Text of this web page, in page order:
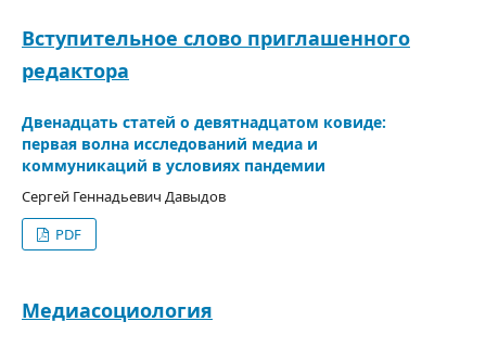
Вступительное слово приглашенного
редактора
Двенадцать статей о девятнадцатом ковиде:
первая волна исследований медиа и
коммуникаций в условиях пандемии
Сергей Геннадьевич Давыдов
PDF
Медиасоциология